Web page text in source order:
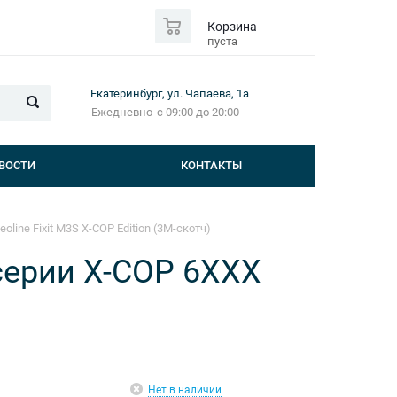
Корзина
пуста
Екатеринбург, ул. Чапаева, 1а
Ежедневно с 09:00 до 20:00
КОНТАКТЫ
Fixit M3S X-COP Edition (3М-скотч)
X-COP 6XXX
Нет в наличии